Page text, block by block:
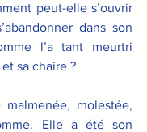
peut-elle s’ouvrir
dans son
l’a tant meurtri
sa chaire ?
molestée,
Elle a été son